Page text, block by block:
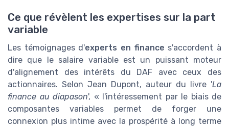
Ce que révèlent les expertises sur la part
variable
Les témoignages d'experts en finance s'accordent à
dire que le salaire variable est un puissant moteur
d'alignement des intérêts du DAF avec ceux des
actionnaires. Selon Jean Dupont, auteur du livre 'La
finance au diapason', « l'intéressement par le biais de
composantes variables permet de forger une
connexion plus intime avec la prospérité à long terme